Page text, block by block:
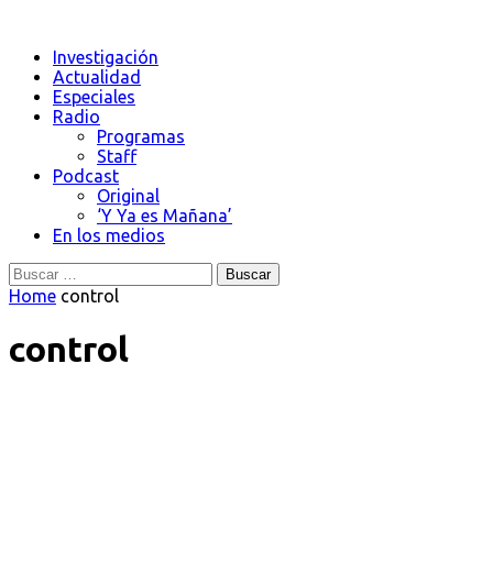
Investigación
Actualidad
Especiales
Radio
Programas
Staff
Podcast
Original
‘Y Ya es Mañana’
En los medios
Buscar:
Home control
control